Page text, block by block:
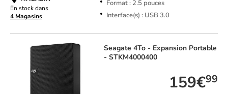
Format : 2.5 pouces
Interface(s) : USB 3.0
En stock dans
4 Magasins
Seagate 4To - Expansion Portable
- STKM4000400
159€99